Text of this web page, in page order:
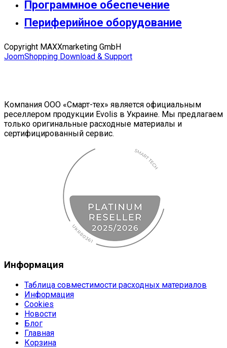
Программное обеспечение
Периферийное оборудование
Copyright MAXXmarketing GmbH
JoomShopping Download & Support
Компания ООО «Смарт-тех» является официальным
реселлером продукции Evolis в Украине. Мы предлагаем
только оригинальные расходные материалы и
сертифицированный сервис.
Информация
Таблица совместимости расходных материалов
Информация
Cookies
Новости
Блог
Главная
Корзина